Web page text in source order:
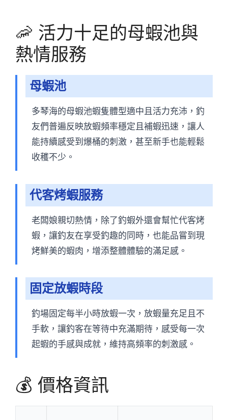
🦐 活力十足的母蝦池與
熱情服務
母蝦池
多琴海的母蝦池蝦隻體型適中且活力充沛，釣
友們普遍反映放蝦頻率穩定且補蝦迅速，讓人
能持續感受到爆桶的刺激，甚至新手也能輕鬆
收穫不少。
代客烤蝦服務
老闆娘親切熱情，除了釣蝦外還會幫忙代客烤
蝦，讓釣友在享受釣趣的同時，也能品嘗到現
烤鮮美的蝦肉，增添整體體驗的滿足感。
固定放蝦時段
釣場固定每半小時放蝦一次，放蝦量充足且不
手軟，讓釣客在等待中充滿期待，感受每一次
起蝦的手感與成就，維持高頻率的刺激感。
💰 價格資訊